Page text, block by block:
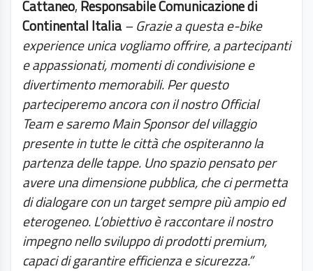
Cattaneo, Responsabile Comunicazione di
Continental Italia – Grazie a questa e-bike
experience unica vogliamo offrire, a partecipanti
e appassionati, momenti di condivisione e
divertimento memorabili. Per questo
parteciperemo ancora con il nostro Official
Team e saremo Main Sponsor del villaggio
presente in tutte le città che ospiteranno la
partenza delle tappe. Uno spazio pensato per
avere una dimensione pubblica, che ci permetta
di dialogare con un target sempre più ampio ed
eterogeneo. L’obiettivo è raccontare il nostro
impegno nello sviluppo di prodotti premium,
capaci di garantire efficienza e sicurezza.”